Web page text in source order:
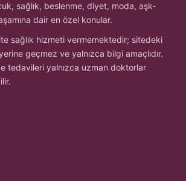
sağlık, beslenme, diyet, moda, aşk-
dair en özel konular.
sağlık hizmeti vermemektedir; sitedeki
geçmez ve yalnızca bilgi amaçlıdır.
tedavileri yalnızca uzman doktorlar